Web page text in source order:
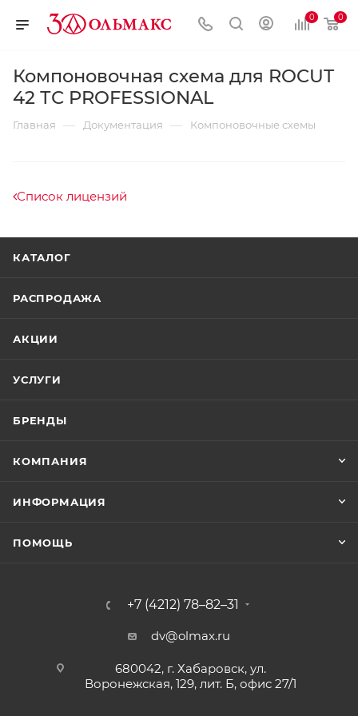
0 0
Компоновочная схема для ROCUT
42 ТС PROFESSIONAL
Главная — Документация — Компоновочные схемы
Список лицензий
КАТАЛОГ
РАСПРОДАЖА
АКЦИИ
УСЛУГИ
БРЕНДЫ
КОМПАНИЯ
ИНФОРМАЦИЯ
ПОМОЩЬ
+7 (4212) 78–82–31
dv@olmax.ru
680042, г. Хабаровск, ул.
Воронежская, 129, лит. Б, офис 27/1